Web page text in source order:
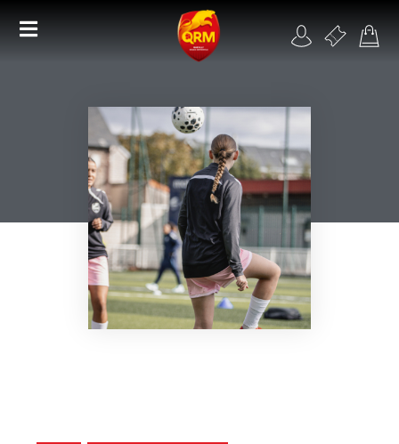
Académie
Féminines
Organisme de formation
RSE
Contact
FAQ